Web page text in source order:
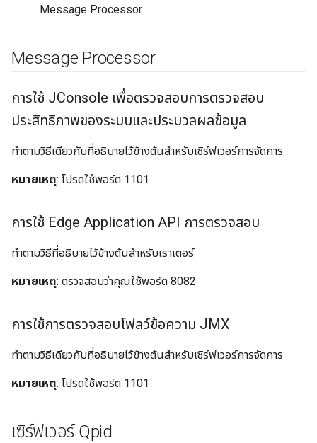
Message Processor
Message Processor
การใช้ JConsole เพื่อตรวจสอบการตรวจสอบ
ประสิทธิภาพของระบบและประมวลผลข้อมูล
ทำตามวิธีเดียวกับที่อธิบายไว้ข้างต้นสำหรับเซิร์ฟเวอร์การจัดการ
หมายเหตุ: โปรดใช้พอร์ต 1101
การใช้ Edge Application API การตรวจสอบ
ทำตามวิธีที่อธิบายไว้ข้างต้นสำหรับเราเตอร์
หมายเหตุ: ตรวจสอบว่าคุณใช้พอร์ต 8082
การใช้การตรวจสอบโฟลว์ข้อความ JMX
ทำตามวิธีเดียวกับที่อธิบายไว้ข้างต้นสำหรับเซิร์ฟเวอร์การจัดการ
หมายเหตุ: โปรดใช้พอร์ต 1101
เซิร์ฟเวอร์ Qpid